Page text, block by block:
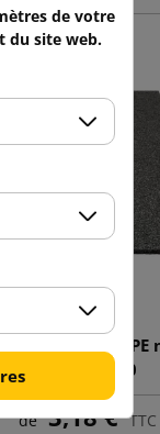
de mousse PE
600x400x10
de 3,18 € TTC
de votre
du site web.